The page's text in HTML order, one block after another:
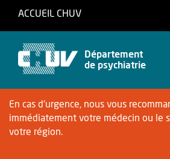
ACCUEIL CHUV
Département
de psychiatrie
En cas d'urgence, nous vous
immédiatement votre médecin ou le
votre région.